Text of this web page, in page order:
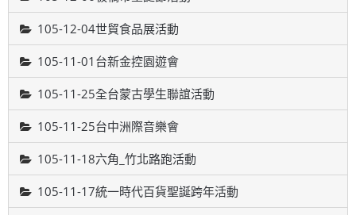
105-12-04世貿食品展活動
105-11-01台新金控園遊會
105-11-25全台蒙古學生聯誼活動
105-11-25台中洲際音樂會
105-11-18六角_竹北路跑活動
105-11-17統一時代百貨聖誕跨年活動